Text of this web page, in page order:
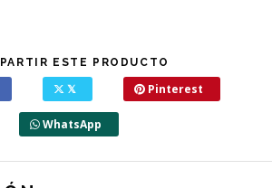
ESTE PRODUCTO
𝕏 Pinterest
WhatsApp